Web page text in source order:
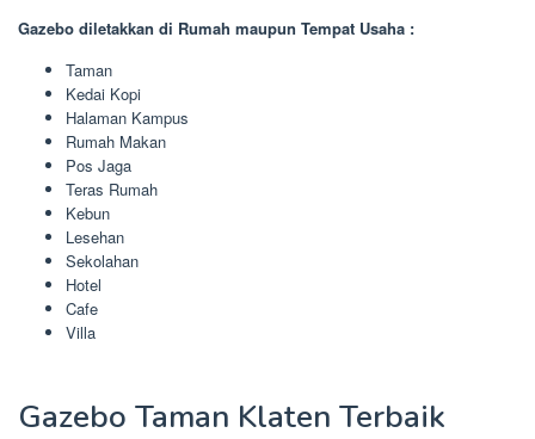
Gazebo diletakkan di Rumah maupun Tempat Usaha :
Taman
Kedai Kopi
Halaman Kampus
Rumah Makan
Pos Jaga
Teras Rumah
Kebun
Lesehan
Sekolahan
Hotel
Cafe
Villa
Gazebo Taman Klaten Terbaik